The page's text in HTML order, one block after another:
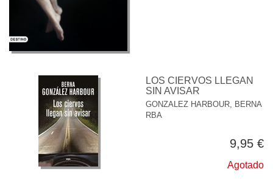
LOS CIERVOS LLEGAN
SIN AVISAR
GONZALEZ HARBOUR, BERNA
RBA
9,95 €
Agotado